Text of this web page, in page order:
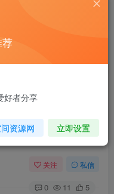
电子书籍下载...
实现躺着也能写
关注 私信
0 11 5
荐
好者分享
资源网 立即设置